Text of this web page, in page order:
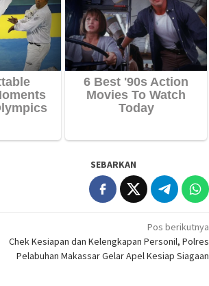
SEBARKAN
Pos berikutnya
Chek Kesiapan dan Kelengkapan Personil, Polres
Pelabuhan Makassar Gelar Apel Kesiap Siagaan